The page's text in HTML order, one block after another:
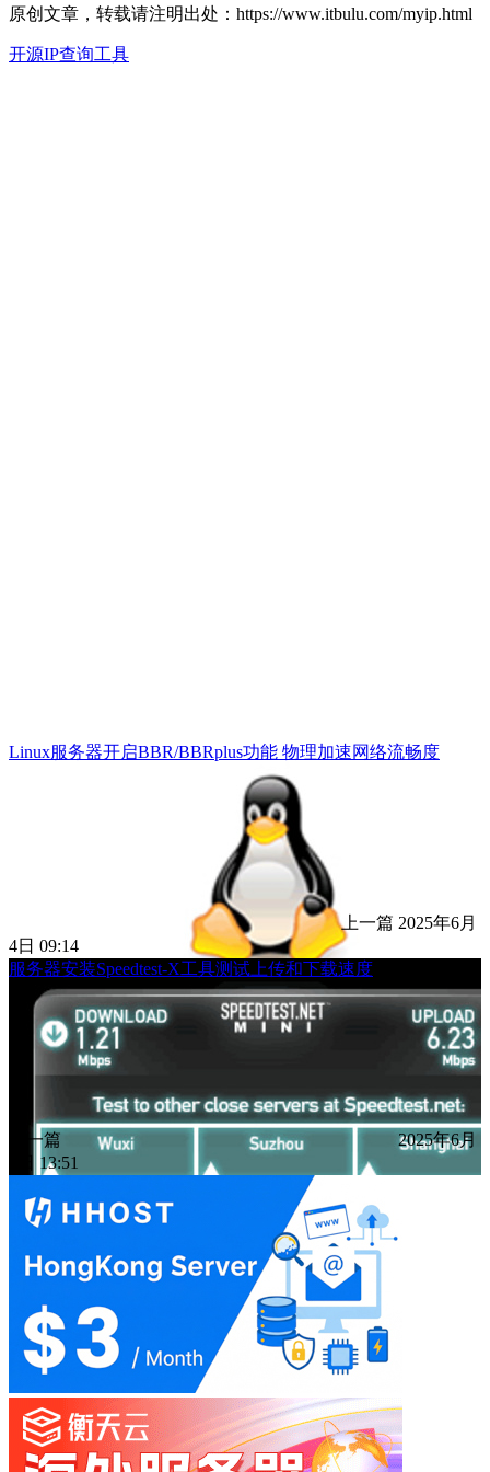
原创文章，转载请注明出处：https://www.itbulu.com/myip.html
开源IP查询工具
Linux服务器开启BBR/BBRplus功能 物理加速网络流畅度
上一篇 2025年6月
4日 09:14
服务器安装Speedtest-X工具测试上传和下载速度
下一篇
2025年6月
4日 13:51